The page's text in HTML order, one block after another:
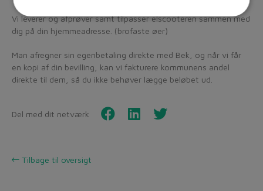
Vi leverer og afprøver samt tilpasser elscooteren sammen med
dig på din hjemmeadresse. (brofaste øer)
Man afregner sin egenbetaling direkte med Bek, og når vi får
en kopi af din bevilling, kan vi fakturere kommunens andel
direkte til dem, så du ikke behøver lægge beløbet ud.
Del med dit netværk
Tilbage til oversigt